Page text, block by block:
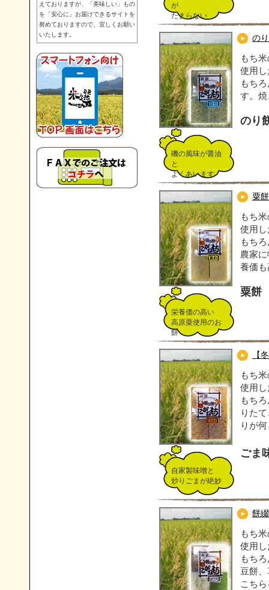
えておりますが、「美味しい」もの
を「安心に」お届けできるサイトを
努めておりますので、宜しくお願い
いたします。
が
たまらない
磯の風味が醤油
と
よくあいます
の
もち
使用
もち
す。
のり
栄養価の高い
高原粟使用のお
餅
粟
もち
使用
もち
農家
養価
粟餅
自家製味噌と
炒りごまが絶妙
【
もち
使用
もち
りた
りが
ごま
餅
もち
使用
もち
豆餅
こち